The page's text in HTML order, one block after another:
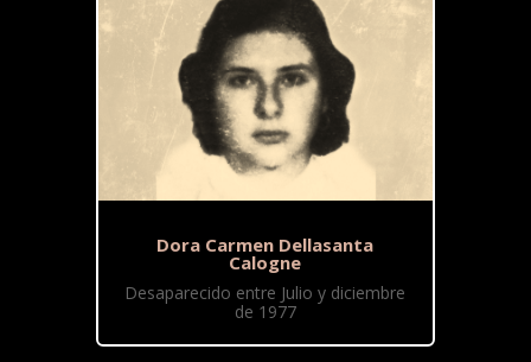
Dora Carmen Dellasanta
Calogne
Desaparecido entre Julio y diciembre
de 1977